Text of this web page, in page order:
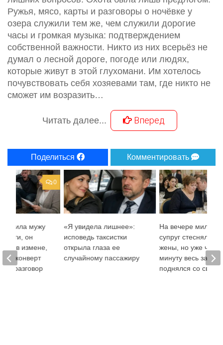
Ружья, мясо, карты и разговоры о ночёвке у
озера служили тем же, чем служили дорогие
часы и громкая музыка: подтверждением
собственной важности. Никто из них всерьёз не
думал о лесной дороге, погоде или людях,
которые живут в этой глухомани. Им хотелось
почувствовать себя хозяевами там, где никто не
сможет им возразить…
Читать далее... Вперед
Поделиться Комментировать
«Я увидела лишнее»:
исповедь таксистки
открыла глаза ее
случайному пассажиру
На вечере
супруг стеснялся
жены, но уже через
минуту весь зал
поднялся со своих
0
мужу
он
в измене,
конверт
разговор